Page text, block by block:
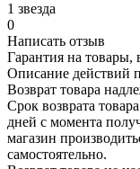
1 звезда
0
Написать отзыв
Гарантия на товары,
Описание действий
Возврат товара
Срок возврата
дней с момента
магазин
самостоятельно.